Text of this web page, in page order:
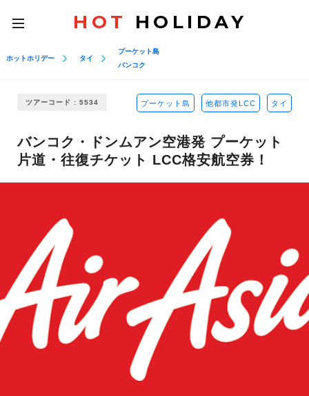
toggle
navigation
HOT HOLIDAY
ホットホリデー タイ
プーケット島
バンコク
ツアーコード : 5534 プーケット島 他都市発LCC タイ
バンコク・ドンムアン空港発 プーケット
片道・往復チケット LCC格安航空券！